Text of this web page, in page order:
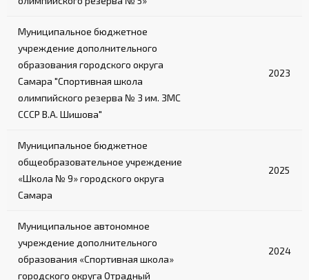
Муниципальное бюджетное
учреждение дополнительного
образования городского округа
Самара "Спортивная школа
олимпийского резерва № 3 им. ЗМС
СССР В.А. Шишова"
2023
Муниципальное бюджетное
общеобразовательное учреждение
«Школа № 9» городского округа
Самара
2025
Муниципальное автономное
учреждение дополнительного
образования «Спортивная школа»
городского округа Отрадный
2024